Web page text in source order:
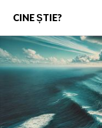
content
CINE ȘTIE?